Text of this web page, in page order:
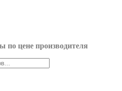
по цене производителя